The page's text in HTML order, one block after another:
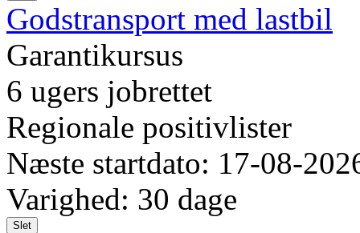
Godstransport med lastbil
Garantikursus
6 ugers jobrettet
Regionale positivlister
Næste startdato: 17-08-
Varighed: 30 dage
Slet